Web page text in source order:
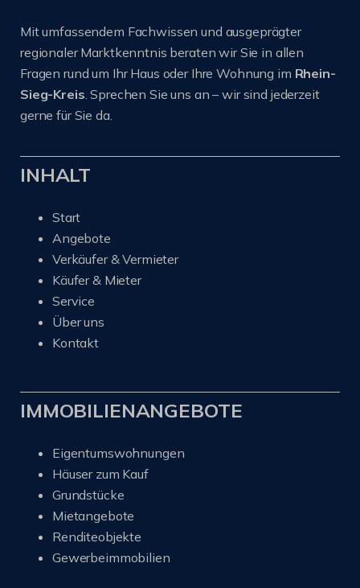
Mit umfassendem Fachwissen und ausgeprägter
regionaler Marktkenntnis beraten wir Sie in allen
Fragen rund um Ihr Haus oder Ihre Wohnung im Rhein-
Sieg-Kreis. Sprechen Sie uns an – wir sind jederzeit
gerne für Sie da.
INHALT
Start
Angebote
Verkäufer & Vermieter
Käufer & Mieter
Service
Über uns
Kontakt
IMMOBILIENANGEBOTE
Eigentumswohnungen
Häuser zum Kauf
Grundstücke
Mietangebote
Renditeobjekte
Gewerbeimmobilien